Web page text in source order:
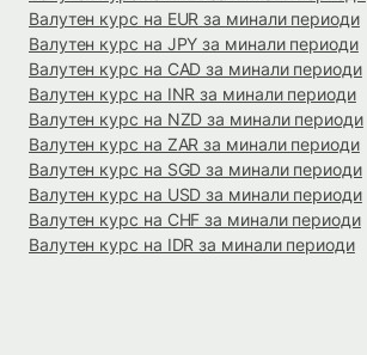
Валутен курс на EUR за минали периоди
Валутен курс на JPY за минали периоди
Валутен курс на CAD за минали периоди
Валутен курс на INR за минали периоди
Валутен курс на NZD за минали периоди
Валутен курс на ZAR за минали периоди
Валутен курс на SGD за минали периоди
Валутен курс на USD за минали периоди
Валутен курс на CHF за минали периоди
Валутен курс на IDR за минали периоди